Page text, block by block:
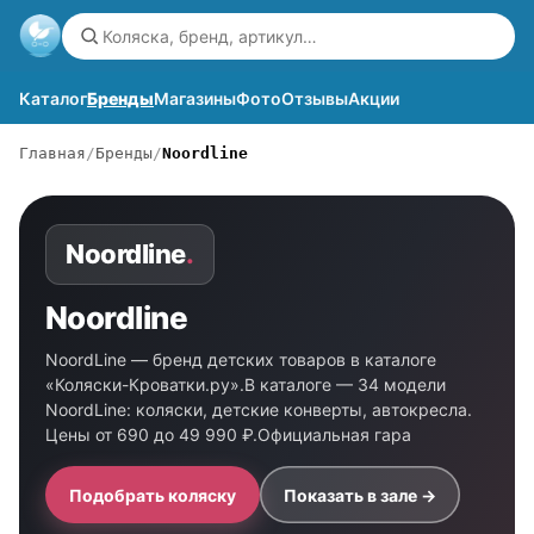
КаталогБрендыМагазиныФотоОтзывыАкции
Главная Бренды Noordline
Noordline.
Noordline
NoordLine — бренд детских товаров в каталоге
«Коляски-Кроватки.ру».В каталоге — 34 модели
NoordLine: коляски, детские конверты, автокресла.
Цены от 690 до 49 990 ₽.Официальная гара
Подобрать коляску Показать в зале →